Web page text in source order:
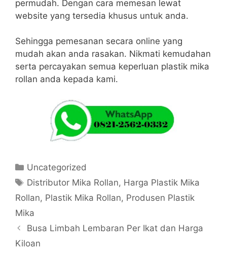
permudah. Dengan cara memesan lewat
website yang tersedia khusus untuk anda.
Sehingga pemesanan secara online yang
mudah akan anda rasakan. Nikmati kemudahan
serta percayakan semua keperluan plastik mika
rollan anda kepada kami.
Kategori
Uncategorized
Tag
Distributor Mika Rollan, Harga Plastik Mika
Rollan, Plastik Mika Rollan, Produsen Plastik
Mika
Busa Limbah Lembaran Per Ikat dan Harga
Kiloan